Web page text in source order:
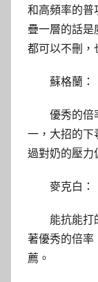
和高頻率的普
疊一層的話是
都可以不刪，
蘇格蘭：
優秀的倍
一，大招的下
過對奶的壓力
麥克白：
能抗能打
著優秀的倍率
薦。